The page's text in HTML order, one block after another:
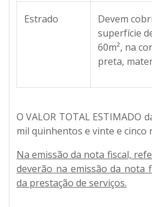
Estrado
Devem
superfície
60m², na cor
preta,
O VALOR TOTAL ESTIMADO
mil quinhentos e vinte e cinco
Na emissão da nota fiscal,
deverão na emissão da
da prestação de serviços.